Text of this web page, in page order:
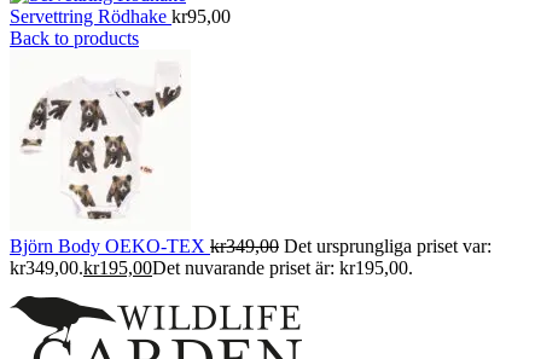
Servettring Rödhake kr95,00
Back to products
Björn Body OEKO-TEX kr349,00 Det ursprungliga priset var:
kr349,00.kr195,00Det nuvarande priset är: kr195,00.